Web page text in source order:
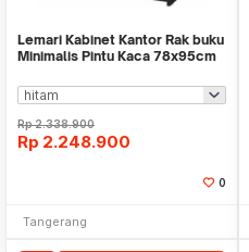
Lemari Kabinet Kantor Rak buku
Minimalis Pintu Kaca 78x95cm
Rp2.338.900
Rp 2.248.900
0
Tangerang